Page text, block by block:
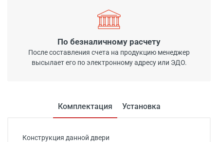
По безналичному расчету
После составления счета на продукцию менеджер
высылает его по электронному адресу или ЭДО.
Комплектация Установка
Конструкция данной двери